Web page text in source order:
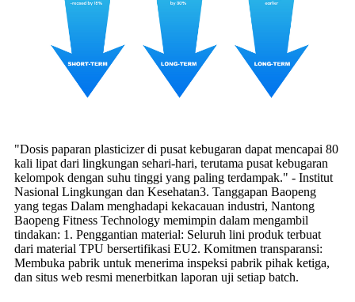
"Dosis paparan plasticizer di pusat kebugaran dapat mencapai 80
kali lipat dari lingkungan sehari-hari, terutama pusat kebugaran
kelompok dengan suhu tinggi yang paling terdampak." - Institut
Nasional Lingkungan dan Kesehatan3. Tanggapan Baopeng
yang tegas Dalam menghadapi kekacauan industri, Nantong
Baopeng Fitness Technology memimpin dalam mengambil
tindakan: 1. Penggantian material: Seluruh lini produk terbuat
dari material TPU bersertifikasi EU2. Komitmen transparansi:
Membuka pabrik untuk menerima inspeksi pabrik pihak ketiga,
dan situs web resmi menerbitkan laporan uji setiap batch.